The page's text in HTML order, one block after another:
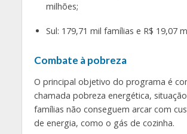
milhões;
Sul: 179,71 mil famílias e R$ 19,07
Combate à pobreza
O principal objetivo do programa é
chamada pobreza energética,
famílias não conseguem arcar com
de energia, como o gás de cozinha.